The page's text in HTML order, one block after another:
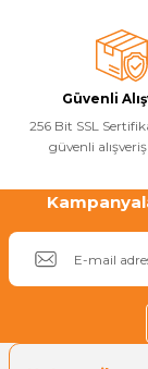
Dalgıç Pompa
Kapağı
Havuz
Ürün fiyatı
Bu ürüne
Güvenli
256 Bit SSL
güvenli